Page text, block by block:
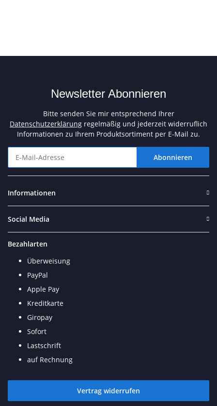
Newsletter Abonnieren
Bitte senden Sie mir entsprechend Ihrer
Datenschutzerklärung regelmäßig und jederzeit widerruflich
Informationen zu Ihrem Produktsortiment per E-Mail zu.
Abonnieren
Informationen
Social Media
Bezahlarten
Überweisung
PayPal
Apple Pay
Kreditkarte
Giropay
Sofort
Lastschrift
auf Rechnung
Vertrag widerrufen